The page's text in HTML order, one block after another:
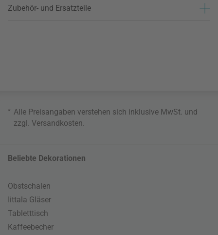
Zubehör- und Ersatzteile
* Alle Preisangaben verstehen sich inklusive MwSt. und
zzgl. Versandkosten
Beliebte Dekorationen
Obstschalen
Iittala Gläser
Tabletttisch
Kaffeebecher